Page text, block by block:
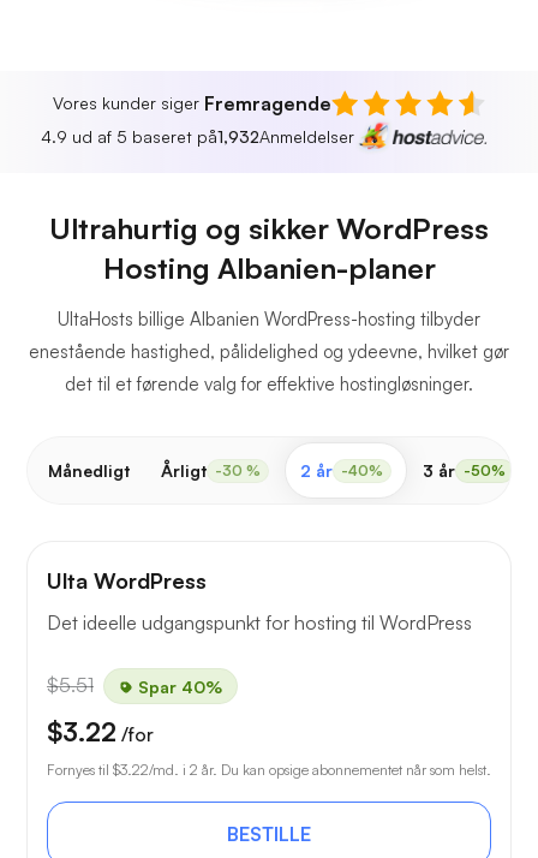
Vores kunder siger Fremragende
4.9 ud af 5 baseret på1,932Anmeldelser
Ultrahurtig og sikker WordPress
Hosting Albanien-planer
UltaHosts billige Albanien WordPress-hosting tilbyder
enestående hastighed, pålidelighed og ydeevne, hvilket gør
det til et førende valg for effektive hostingløsninger.
Månedligt Årligt -30 % 2 år -40% 3 år -50%
Ulta WordPress
Det ideelle udgangspunkt for hosting til WordPress
$5.51 Spar 40%
$3.22 /for
Fornyes til $3.22/md. i 2 år. Du kan opsige abonnementet når som helst.
BESTILLE